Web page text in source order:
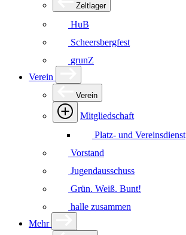
Zeltlager
HuB
Scheersbergfest
grunZ
Verein
Verein
Mitgliedschaft
Platz- und Vereinsdienst
Vorstand
Jugendausschuss
Grün. Weiß. Bunt!
halle zusammen
Mehr